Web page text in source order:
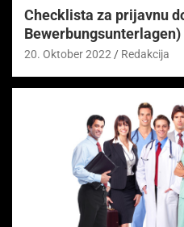
Checklista za prijavnu
Bewerbungsunterlagen)
20. Oktober 2022 Redakcija